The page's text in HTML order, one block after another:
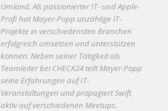
Umland. Als passionierter IT- und Apple-
Profi hat Mayer-Popp unzählige IT-
Projekte in verschiedensten Branchen
erfolgreich umsetzen und unterstützen
können. Neben seiner Tätigkeit als
Teamleiter bei CHECK24 teilt Mayer-Popp
seine Erfahrungen auf IT-
Veranstaltungen und propagiert Swift
aktiv auf verschiedenen Meetups.